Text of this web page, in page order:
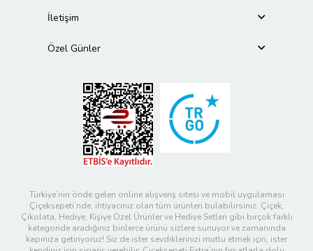
İletişim
Özel Günler
Türkiye’nin önde gelen online alışveriş sitesi ve mobil uygulaması
Çiçeksepeti’nde, ihtiyacınız olan tüm ürünleri bulabilirsiniz. Çiçek,
Çikolata, Hediye, Kişiye Özel Ürünler ve Hediye Setleri gibi birçok farklı
kategoride aradığınız binlerce ürünü sizlere sunuyor ve zamanında
kapınıza getiriyoruz! Siz de ister sevdiklerinizi mutlu etmek için, ister